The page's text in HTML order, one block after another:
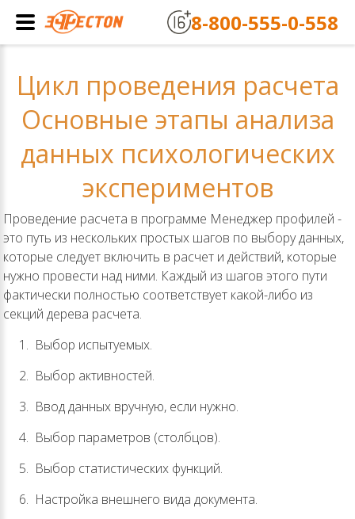
Цикл проведения расчета
Основные этапы анализа
данных психологических
экспериментов
Проведение расчета в программе Менеджер профилей -
это путь из нескольких простых шагов по выбору данных,
которые следует включить в расчет и действий, которые
нужно провести над ними. Каждый из шагов этого пути
фактически полностью соответствует какой-либо из
секций дерева расчета.
Выбор испытуемых.
Выбор активностей.
Ввод данных вручную, если нужно.
Выбор параметров (столбцов).
Выбор статистических функций.
Настройка внешнего вида документа.
8-800-555-0-558